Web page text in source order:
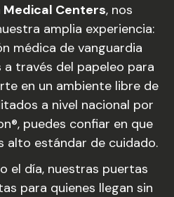
Medical Centers, nos
amplia experiencia:
médica de vanguardia
través del papeleo para
en un ambiente libre de
a nivel nacional por
puedes confiar en que
alto estándar de cuidado.
el día, nuestras puertas
para quienes llegan sin